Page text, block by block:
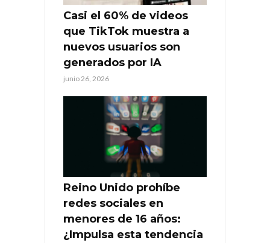
Casi el 60% de videos
que TikTok muestra a
nuevos usuarios son
generados por IA
junio 26, 2026
Reino Unido prohíbe
redes sociales en
menores de 16 años:
¿Impulsa esta tendencia